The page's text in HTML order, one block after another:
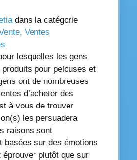
dans la catégorie
, Ventes
lesquelles les gens
pour pelouses et
ont de nombreuses
d’acheter des
à vous de trouver
les persuadera
raisons sont
basées sur des émotions
éprouver plutôt que sur